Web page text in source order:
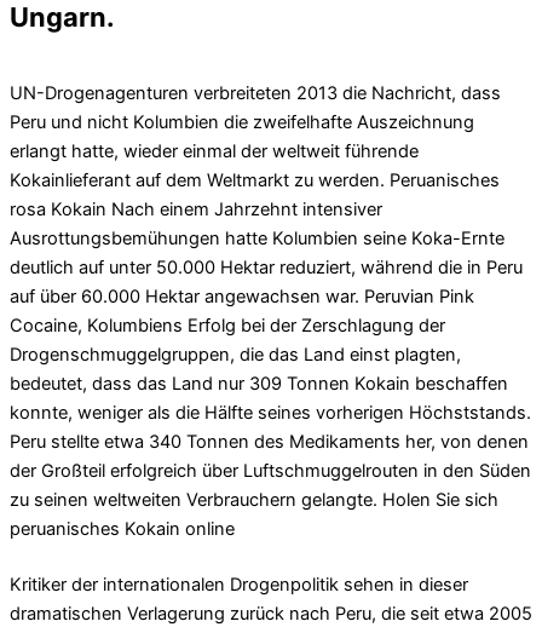
Ungarn.
UN-Drogenagenturen verbreiteten 2013 die Nachricht, dass
Peru und nicht Kolumbien die zweifelhafte Auszeichnung
erlangt hatte, wieder einmal der weltweit führende
Kokainlieferant auf dem Weltmarkt zu werden. Peruanisches
rosa Kokain Nach einem Jahrzehnt intensiver
Ausrottungsbemühungen hatte Kolumbien seine Koka-Ernte
deutlich auf unter 50.000 Hektar reduziert, während die in Peru
auf über 60.000 Hektar angewachsen war. Peruvian Pink
Cocaine, Kolumbiens Erfolg bei der Zerschlagung der
Drogenschmuggelgruppen, die das Land einst plagten,
bedeutet, dass das Land nur 309 Tonnen Kokain beschaffen
konnte, weniger als die Hälfte seines vorherigen Höchststands.
Peru stellte etwa 340 Tonnen des Medikaments her, von denen
der Großteil erfolgreich über Luftschmuggelrouten in den Süden
zu seinen weltweiten Verbrauchern gelangte. Holen Sie sich
peruanisches Kokain online
Kritiker der internationalen Drogenpolitik sehen in dieser
dramatischen Verlagerung zurück nach Peru, die seit etwa 2005